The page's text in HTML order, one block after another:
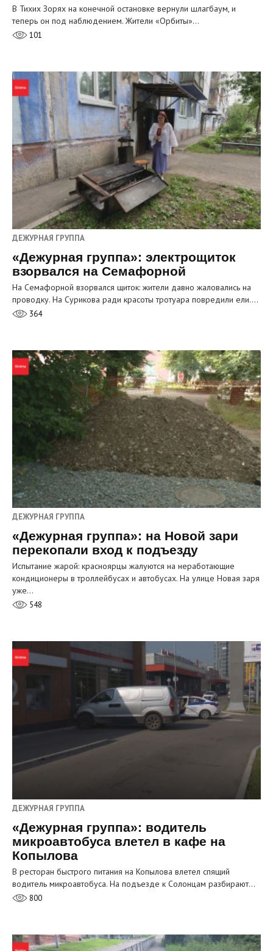
В Тихих Зорях на конечной остановке вернули шлагбаум, и
теперь он под наблюдением. Жители «Орбиты»…
101
ДЕЖУРНАЯ ГРУППА
«Дежурная группа»: электрощиток
взорвался на Семафорной
На Семафорной взорвался щиток: жители давно жаловались на
проводку. На Сурикова ради красоты тротуара повредили ели.…
364
ДЕЖУРНАЯ ГРУППА
«Дежурная группа»: на Новой зари
перекопали вход к подъезду
Испытание жарой: красноярцы жалуются на неработающие
кондиционеры в троллейбусах и автобусах. На улице Новая заря
уже…
548
ДЕЖУРНАЯ ГРУППА
«Дежурная группа»: водитель
микроавтобуса влетел в кафе на
Копылова
В ресторан быстрого питания на Копылова влетел спящий
водитель микроавтобуса. На подъезде к Солонцам разбирают…
800